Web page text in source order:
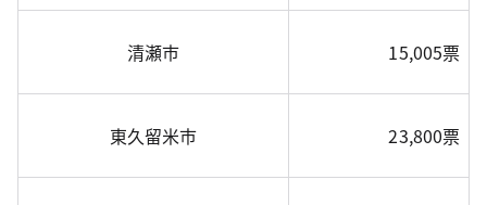
清瀬市 15,005票
東久留米市 23,800票